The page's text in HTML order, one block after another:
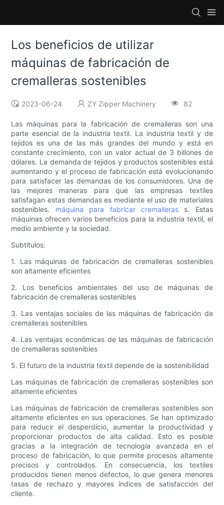
Los beneficios de utilizar
máquinas de fabricación de
cremalleras sostenibles
2023-06-24 ZY Zipper Machinery 82
Las máquinas para la fabricación de cremalleras son una
parte esencial de la industria textil. La industria textil y de
tejidos es una de las más grandes del mundo y está en
constante crecimiento, con un valor actual de 3 billones de
dólares. La demanda de tejidos y productos sostenibles está
aumentando y el proceso de fabricación está evolucionando
para satisfacer las demandas de los consumidores. Una de
las mejores maneras para que las empresas textiles
satisfagan estas demandas es mediante el uso de materiales
sostenibles. máquina para fabricar cremalleras s. Estas
máquinas ofrecen varios beneficios para la industria textil, el
medio ambiente y la sociedad.
Subtítulos:
1. Las máquinas de fabricación de cremalleras sostenibles
son altamente eficientes
2. Los beneficios ambientales del uso de máquinas de
fabricación de cremalleras sostenibles
3. Las ventajas sociales de las máquinas de fabricación de
cremalleras sostenibles
4. Las ventajas económicas de las máquinas de fabricación
de cremalleras sostenibles
5. El futuro de la industria textil depende de la sostenibilidad
Las máquinas de fabricación de cremalleras sostenibles son
altamente eficientes
Las máquinas de fabricación de cremalleras sostenibles son
altamente eficientes en sus operaciones. Se han optimizado
para reducir el desperdicio, aumentar la productividad y
proporcionar productos de alta calidad. Esto es posible
gracias a la integración de tecnología avanzada en el
proceso de fabricación, lo que permite procesos altamente
precisos y controlados. En consecuencia, los textiles
producidos tienen menos defectos, lo que genera menores
tasas de rechazo y mayores índices de satisfacción del
cliente.